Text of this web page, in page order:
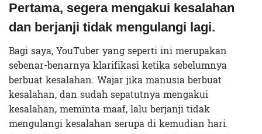
Pertama, segera mengakui kesalahan
dan berjanji tidak mengulangi lagi.
Bagi saya, YouTuber yang seperti ini merupakan
sebenar-benarnya klarifikasi ketika sebelumnya
berbuat kesalahan. Wajar jika manusia berbuat
kesalahan, dan sudah sepatutnya mengakui
kesalahan, meminta maaf, lalu berjanji tidak
mengulangi kesalahan serupa di kemudian hari.